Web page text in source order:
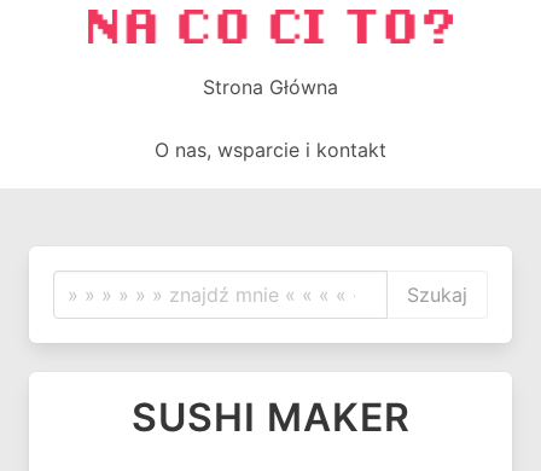
Strona Główna
O nas, wsparcie i kontakt
Szukaj
SUSHI MAKER